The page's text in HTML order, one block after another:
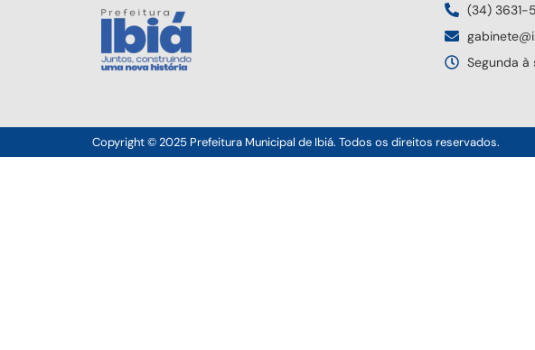
(34) 3631-
Segunda à
Copyright © 2025 Prefeitura Municipal de Ibiá. Todos os direitos reservados.